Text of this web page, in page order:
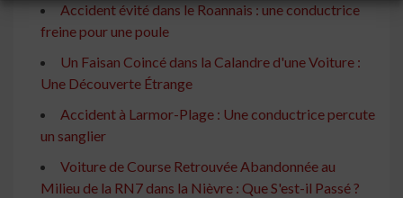
Accident évité dans le Roannais : une conductrice
freine pour une poule
Un Faisan Coincé dans la Calandre d'une Voiture :
Une Découverte Étrange
Accident à Larmor-Plage : Une conductrice percute
un sanglier
Voiture de Course Retrouvée Abandonnée au
Milieu de la RN7 dans la Nièvre : Que S'est-il Passé ?